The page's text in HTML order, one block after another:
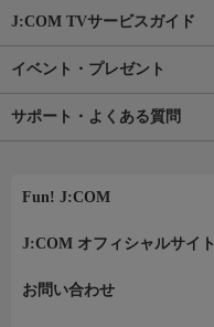
J:COM TVサービスガイド
イベント・プレゼント
サポート・よくある質問
Fun! J:COM
J:COM オフィシャルサイト
お問い合わせ